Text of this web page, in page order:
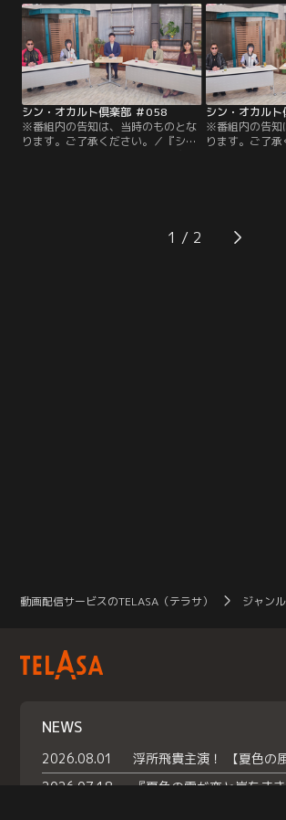
がるという下北沢の不思議体験談！
トカナ総裁角は引き寄せの法則につ
いて様々な過去の実験などとともに
私見を展開！幅広いオカルトの世界
を楽しめるこの番組！見逃せな
い！！
部。今回はこ
話を集めた総
何度見ても色
を改めてお楽
シン・オカルト倶楽部 ＃058
※番組内の告知は、当時のものとな
ります。ご了承ください。／『シ
思議な現象を映像で紹介！TOCANA
総裁角は注目のUFO映画について語
シン・オカル
※番組内の告知
ります。ご了
リに録音され
開！月刊ムー
1
動画配信サービスのTELASA（テラサ） ジャンル
NEWS
2026.08.01
2026.07.18